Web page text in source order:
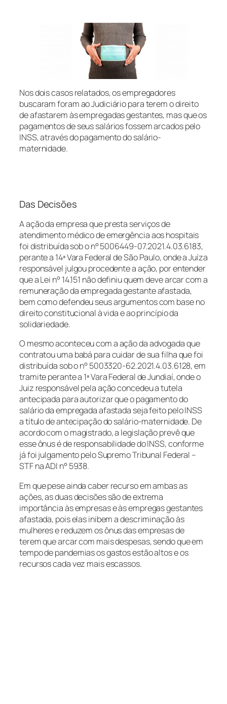
Nos dois casos relatados, os empregadores
buscaram foram ao Judiciário para terem o direito
de afastarem às empregadas gestantes, mas que os
pagamentos de seus salários fossem arcados pelo
INSS, através do pagamento do salário-
maternidade.
Das Decisões
A ação da empresa que presta serviços de
atendimento médico de emergência aos hospitais
foi distribuída sob o n° 5006449-07.2021.4.03.6183,
perante a 14ª Vara Federal de São Paulo, onde a Juíza
responsável julgou procedente a ação, por entender
que a Lei n° 14.151 não definiu quem deve arcar com a
remuneração da empregada gestante afastada,
bem como defendeu seus argumentos com base no
direito constitucional à vida e ao princípio da
solidariedade.
O mesmo aconteceu com a ação da advogada que
contratou uma babá para cuidar de sua filha que foi
distribuída sob o n° 5003320-62.2021.4.03.6128, em
tramite perante a 1ª Vara Federal de Jundiaí, onde o
Juiz responsável pela ação concedeu a tutela
antecipada para autorizar que o pagamento do
salário da empregada afastada seja feito pelo INSS
a título de antecipação do salário-maternidade. De
acordo com o magistrado, a legislação prevê que
esse ônus é de responsabilidade do INSS, conforme
já foi julgamento pelo Supremo Tribunal Federal –
STF na ADI n° 5938.
Em que pese ainda caber recurso em ambas as
ações, as duas decisões são de extrema
importância às empresas e às empregas gestantes
afastada, pois elas inibem a descriminação às
mulheres e reduzem os ônus das empresas de
terem que arcar com mais despesas, sendo que em
tempo de pandemias os gastos estão altos e os
recursos cada vez mais escassos.